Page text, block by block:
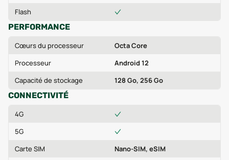
Flash
PERFORMANCE
Cœurs du processeur
Octa Core
Processeur
Android 12
Capacité de stockage
128 Go, 256 Go
CONNECTIVITÉ
4G
5G
Carte SIM
Nano-SIM, eSIM